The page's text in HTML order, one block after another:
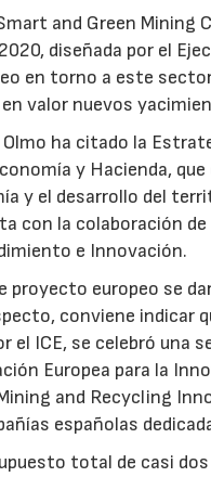
and Green Mining
diseñada por el
en torno a este
valor nuevos
Olmo ha citado la
y Hacienda,
y el desarrollo del
con la colaboración
e Innovación.
proyecto europeo se
conviene indicar
el ICE, se celebró
Europea para la
and Recycling
españolas
total de casi